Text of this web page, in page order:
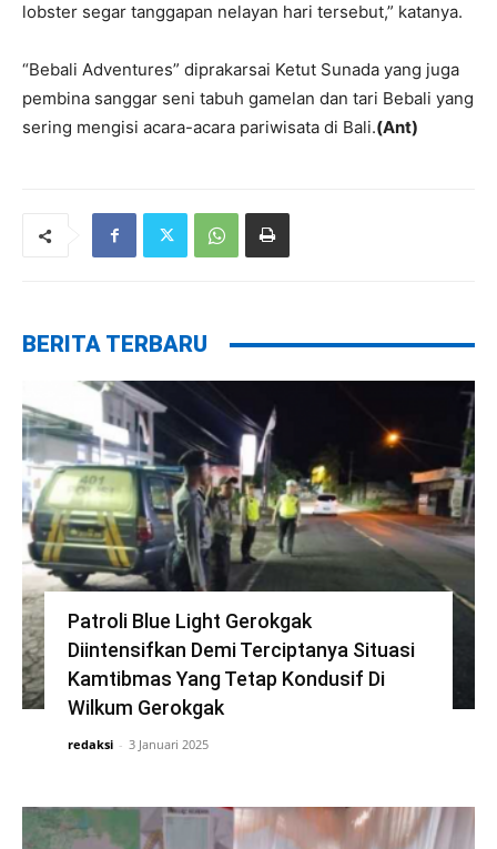
lobster segar tanggapan nelayan hari tersebut,” katanya.
“Bebali Adventures” diprakarsai Ketut Sunada yang juga
pembina sanggar seni tabuh gamelan dan tari Bebali yang
sering mengisi acara-acara pariwisata di Bali.(Ant)
BERITA TERBARU
Patroli Blue Light Gerokgak
Diintensifkan Demi Terciptanya Situasi
Kamtibmas Yang Tetap Kondusif Di
Wilkum Gerokgak
redaksi - 3 Januari 2025